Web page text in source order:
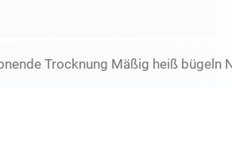
Trocknung Mäßig heiß bügeln